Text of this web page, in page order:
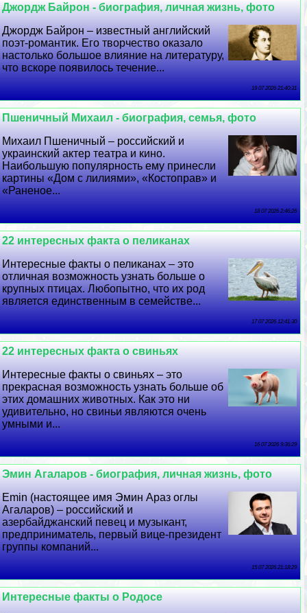
Джордж Байрон - биография, личная жизнь, фото
Джордж Байрон – известный английский
поэт-романтик. Его творчество оказало
настолько большое влияние на литературу,
что вскоре появилось течение...
19 07 2026 21:40:31
Пшеничный Михаил - биография, семья, фото
Михаил Пшеничный – российский и
украинский актер театра и кино.
Наибольшую популярность ему принесли
картины «Дом с лилиями», «Костоправ» и
«Раненое...
18 07 2026 2:46:26
22 интересных факта о пеликанах
Интересные факты о пеликанах – это
отличная возможность узнать больше о
крупных птицах. Любопытно, что их род
является единственным в семействе...
17 07 2026 12:41:30
22 интересных факта о свиньях
Интересные факты о свиньях – это
прекрасная возможность узнать больше об
этих домашних животных. Как это ни
удивительно, но свиньи являются очень
умными и...
16 07 2026 9:36:29
Эмин Агаларов - биография, личная жизнь, фото
Emin (настоящее имя Эмин Араз оглы
Агаларов) – российский и
азербайджанский певец и музыкант,
предприниматель, первый вице-президент
группы компаний...
15 07 2026 21:18:29
Интересные факты о Родосе